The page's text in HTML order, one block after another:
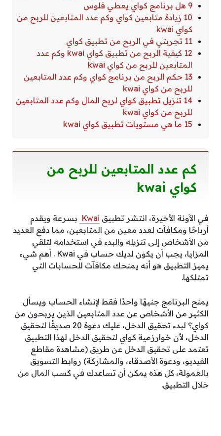
9 هل برنامج كواي يعطي فلوس
10 زيادة متابعين كواي وكم عدد المتابعين للربح من
كواي kwai
11 تجربتي في الربح من تطبيق كواي
12 كيفية الربح من تطبيق كواي kwai وكم عدد
المتابعين للربح من كواي kwai
13 حكم الربح من برنامج كواي وكم عدد المتابعين
للربح من كواي kwai
14 تنزيل تطبيق كواي لربح المال وكم عدد المتابعين
للربح من كواي kwai
15 ما هي مستويات تطبيق كواي kwai
كم عدد المتابعين للربح من
كواي
في الآونة الأخيرة، انتشر تطبيق Kwai بسرعة ويقدم
أرباحًا ومكافآت لعدد معين من المتابعين، مما دفع العديد
من الأشخاص إلى تنزيله والبدء في استخدامه لتلقي
المزايا، يجب أن يكون لديك حساب في Kwai . أهم شيء
يميز التطبيق هو أنه يمنحك مكافآت للحسابات التي
تمتلكها.
يمنح البرنامج جنيهًا واحدًا فقط لإنشاء الحساب ويسأل
الكثير من الأشخاص عن عدد المتابعين الذين يربحون من
كواي؟ لبدء تحقيق الدخل، عليك دعوة 20 صديقًا لتحقيق
الدخل، لأن خوارزمية كواي لتحقيق الدخل لهذا التطبيق
تعتمد على تحقيق الدخل عن طريق (مشاهدة مقاطع
الفيديو، ودعوة الأصدقاء، والمشاركة) روابط التسويق
بالعمولة، كل هذه يمكن أن تساعدك في كسب المال من
خلال التطبيق.